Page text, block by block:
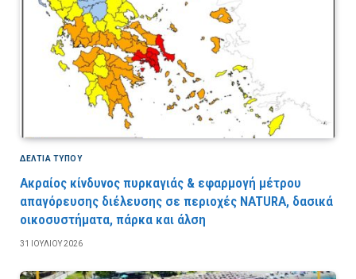
ΔΕΛΤΙΑ ΤΥΠΟΥ
Ακραίος κίνδυνος πυρκαγιάς & εφαρμογή μέτρου
απαγόρευσης διέλευσης σε περιοχές NATURA, δασικά
οικοσυστήματα, πάρκα και άλση
31 ΙΟΥΛΊΟΥ 2026